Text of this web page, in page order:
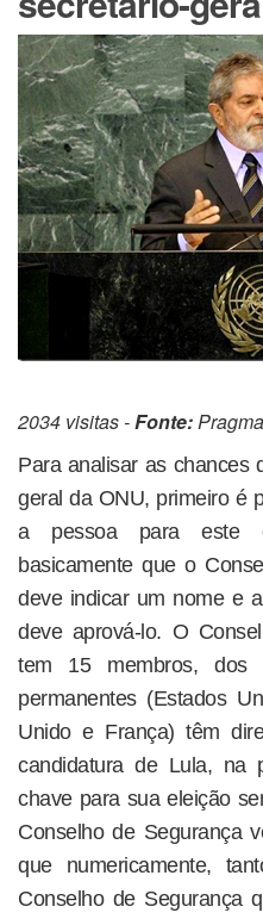
2034 visitas -Fonte:
Para analisar as chances
geral da ONU, primeiro é
a pessoa para este
basicamente que o
deve indicar um nome e
deve aprová-lo. O
tem 15 membros, dos
permanentes (Estados
Unido e França) têm
candidatura de Lula, na
chave para sua eleição
Conselho de Segurança
que numericamente,
Conselho de Segurança